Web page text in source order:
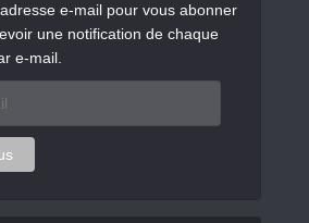
e-mail pour vous abonner
une notification de chaque
e-mail.